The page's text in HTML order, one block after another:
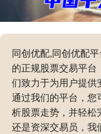
同创优配,同创优配
的正规股票交易平
们致力于为用户提供
通过我们的平台，您
析股票走势，并轻
还是资深交易员，我